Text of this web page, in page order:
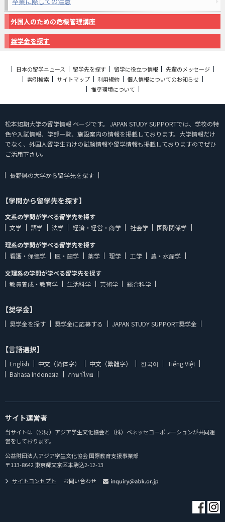
外国人のための危機管理講座
奨学金を探す
日本の留学ニュース 留学先を探す 留学に役立つ情報
先輩のメッセージ
索引検索
サイトマップ 利用規約
個人情報についてのお知らせ
推奨環境について
松本短期大学の留学情報 ページです。 JAPAN STUDY SUPPORTでは、学校の特
色や入試情報、学部一覧、施設案内の情報を掲載しております。大学情報だけ
でなく、外国人留学生向けの試験情報や留学情報も掲載しておりますのでぜひ
ご活用下さい。
長野県の大学から留学先を探す
【学問から留学先を探す】
文系の学問が学べる留学先を探す
文学
語学 法学 経済・経営・商学 社会学
国際関係学
理系の学問が学べる留学先を探す
看護・保健学
医・歯学 薬学 理学 工学
農・水産学
文理系の学問が学べる留学先を探す
教員養成・教育学
生活科学 芸術学 総合科学
【奨学金】
奨学金を探す 奨学金に応募する JAPAN STUDY SUPPORT奨学金
【言語選択】
English 中文（简体字） 中文（繁體字） 한국어
Tiếng Việt
Bahasa Indonesia
ภาษาไทย
サイト運営者
当サイトは（公財）アジア学生文化協会と（株）ベネッセコーポレーションが共同運
営をしております。
公益財団法人アジア学生文化協会 国際教育支援事業部
〒113-8642 東京都文京区本駒込2-12-13
サイトコンセプト
お問い合わせ